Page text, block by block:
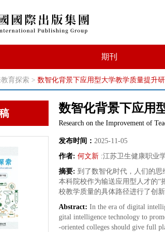
期刊
育探索 > 数智化背景下应用型大学教学质量提升
数智化背景下应用
Research on the Improvement of
发布时间： 2025-11-05
作者: 何文新 :江苏卫生健康职业
摘要: 到了数智化时代，人们的
本科院校作为输送应用型人才的
校教学质量的具体路径进行了创新
Abstract: In the era of digital
gital intelligence technology to
-oriented colleges should give full